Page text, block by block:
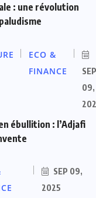
: une révolution
ECO &
FINANCE
SEP
09,
ébullition : l’Adjafi
SEP 09,
2025